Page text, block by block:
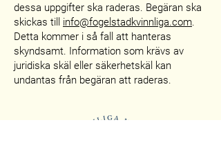
dessa uppgifter ska raderas. Begäran ska
skickas till info@fogelstadkvinnliga.com.
Detta kommer i så fall att hanteras
skyndsamt. Information som krävs av
juridiska skäl eller säkerhetskäl kan
undantas från begäran att raderas.